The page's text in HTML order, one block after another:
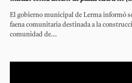
El gobierno municipal de Lerma informó
faena comunitaria destinada a la
comunidad de...